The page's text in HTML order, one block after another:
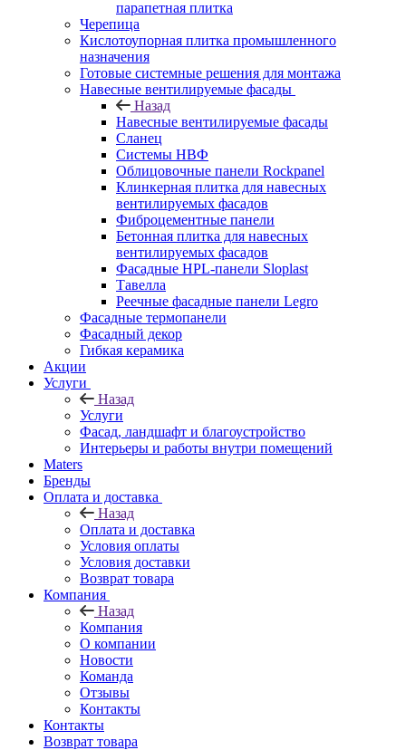
парапетная плитка
Черепица
Кислотоупорная плитка промышленного
назначения
Готовые системные решения для монтажа
Навесные вентилируемые фасады
Назад
Навесные вентилируемые фасады
Сланец
Системы НВФ
Облицовочные панели Rockpanel
Клинкерная плитка для навесных
вентилируемых фасадов
Фиброцементные панели
Бетонная плитка для навесных
вентилируемых фасадов
Фасадные HPL-панели Sloplast
Тавелла
Реечные фасадные панели Legro
Фасадные термопанели
Фасадный декор
Гибкая керамика
Акции
Услуги
Назад
Услуги
Фасад, ландшафт и благоустройство
Интерьеры и работы внутри помещений
Maters
Бренды
Оплата и доставка
Назад
Оплата и доставка
Условия оплаты
Условия доставки
Возврат товара
Компания
Назад
Компания
О компании
Новости
Команда
Отзывы
Контакты
Контакты
Возврат товара